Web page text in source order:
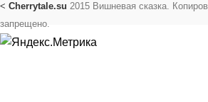
< Cherrytale.su 2015 Вишневая сказка.
запрещено.